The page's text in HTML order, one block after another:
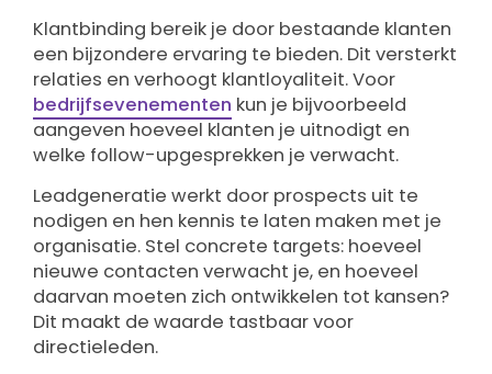
Klantbinding bereik je door bestaande klanten
een bijzondere ervaring te bieden. Dit versterkt
relaties en verhoogt klantloyaliteit. Voor
bedrijfsevenementen kun je bijvoorbeeld
aangeven hoeveel klanten je uitnodigt en
welke follow-upgesprekken je verwacht.
Leadgeneratie werkt door prospects uit te
nodigen en hen kennis te laten maken met je
organisatie. Stel concrete targets: hoeveel
nieuwe contacten verwacht je, en hoeveel
daarvan moeten zich ontwikkelen tot kansen?
Dit maakt de waarde tastbaar voor
directieleden.